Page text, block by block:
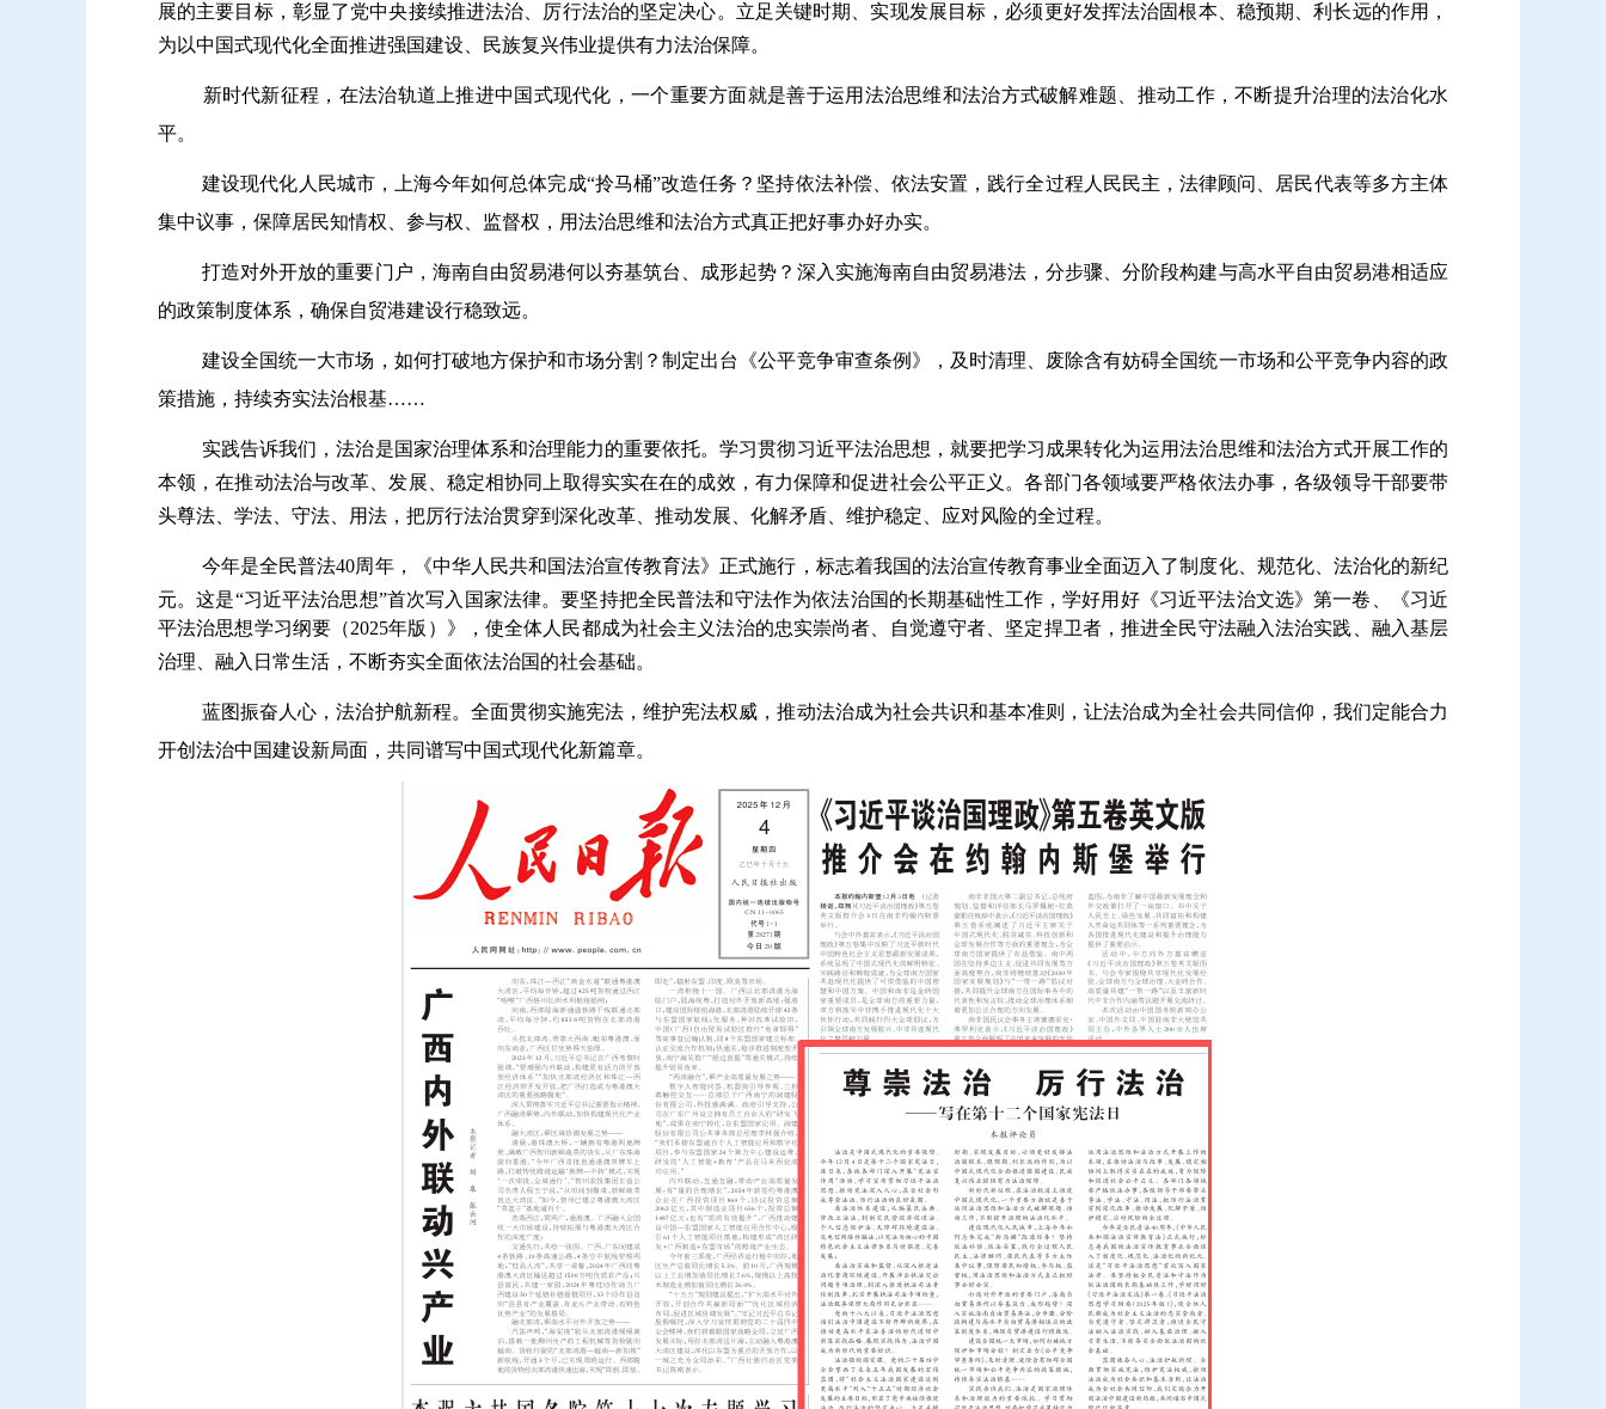
展的主要目标，彰显了党中央接续推进法治、厉行法治的坚定决心。立足关键时期、实现发展目标，必须更好发挥法治固根本、稳预期、利长远的作用，
为以中国式现代化全面推进强国建设、民族复兴伟业提供有力法治保障。
新时代新征程，在法治轨道上推进中国式现代化，一个重要方面就是善于运用法治思维和法治方式破解难题、推动工作，不断提升治理的法治化水
平。
建设现代化人民城市，上海今年如何总体完成“拎马桶”改造任务？坚持依法补偿、依法安置，践行全过程人民民主，法律顾问、居民代表等多方主体
集中议事，保障居民知情权、参与权、监督权，用法治思维和法治方式真正把好事办好办实。
打造对外开放的重要门户，海南自由贸易港何以夯基筑台、成形起势？深入实施海南自由贸易港法，分步骤、分阶段构建与高水平自由贸易港相适应
的政策制度体系，确保自贸港建设行稳致远。
建设全国统一大市场，如何打破地方保护和市场分割？制定出台《公平竞争审查条例》，及时清理、废除含有妨碍全国统一市场和公平竞争内容的政
策措施，持续夯实法治根基……
实践告诉我们，法治是国家治理体系和治理能力的重要依托。学习贯彻习近平法治思想，就要把学习成果转化为运用法治思维和法治方式开展工作的
本领，在推动法治与改革、发展、稳定相协同上取得实实在在的成效，有力保障和促进社会公平正义。各部门各领域要严格依法办事，各级领导干部要带
头尊法、学法、守法、用法，把厉行法治贯穿到深化改革、推动发展、化解矛盾、维护稳定、应对风险的全过程。
今年是全民普法40周年，《中华人民共和国法治宣传教育法》正式施行，标志着我国的法治宣传教育事业全面迈入了制度化、规范化、法治化的新纪
元。这是“习近平法治思想”首次写入国家法律。要坚持把全民普法和守法作为依法治国的长期基础性工作，学好用好《习近平法治文选》第一卷、《习近
平法治思想学习纲要（2025年版）》，使全体人民都成为社会主义法治的忠实崇尚者、自觉遵守者、坚定捍卫者，推进全民守法融入法治实践、融入基层
治理、融入日常生活，不断夯实全面依法治国的社会基础。
蓝图振奋人心，法治护航新程。全面贯彻实施宪法，维护宪法权威，推动法治成为社会共识和基本准则，让法治成为全社会共同信仰，我们定能合力
开创法治中国建设新局面，共同谱写中国式现代化新篇章。